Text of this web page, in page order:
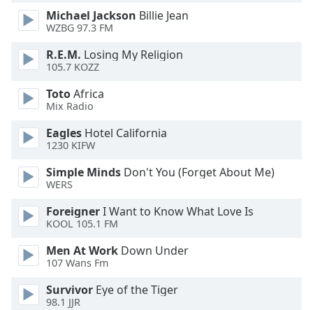
modal
Beginning
dialog
Escape
cancel
and
window.
Text
Michael Jackson Billie Jean
WZBG 97.3 FM
R.E.M. Losing My Religion
105.7 KOZZ
TotoAfrica
Mix Radio
Eagles Hotel California
1230 KIFW
Simple Minds Don't You (Forget About Me)
WERS
ForeignerI Want to Know What Love Is
KOOL 105.1 FM
Men At Work Down Under
107 Wans Fm
Survivor Eye of the Tiger
98.1 JJR